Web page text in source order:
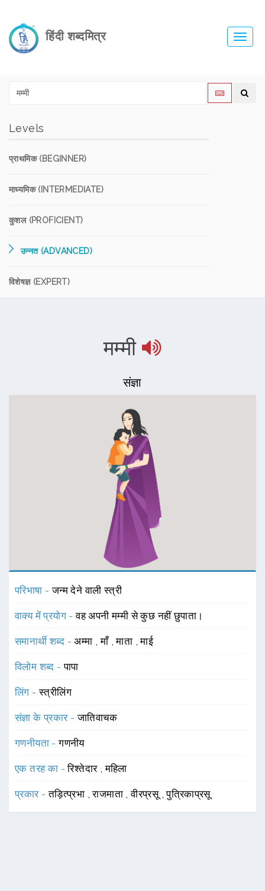
हिंदी शब्दमित्र
Levels
प्राथमिक (BEGINNER)
माध्यमिक (INTERMEDIATE)
कुशल (PROFICIENT)
उन्नत (ADVANCED)
विशेषज्ञ (EXPERT)
मम्मी
संज्ञा
परिभाषा -जन्म देने वाली स्त्री
वाक्य में प्रयोग -वह अपनी मम्मी से कुछ नहीं छुपाता।
समानार्थी शब्द -अम्मा ,माँ ,माता ,माई
विलोम शब्द -पापा
लिंग -स्त्रीलिंग
संज्ञा के प्रकार -जातिवाचक
गणनीयता -गणनीय
एक तरह का -रिश्तेदार ,महिला
प्रकार -तड़ित्प्रभा ,राजमाता ,वीरप्रसू ,पुत्रिकाप्रसू